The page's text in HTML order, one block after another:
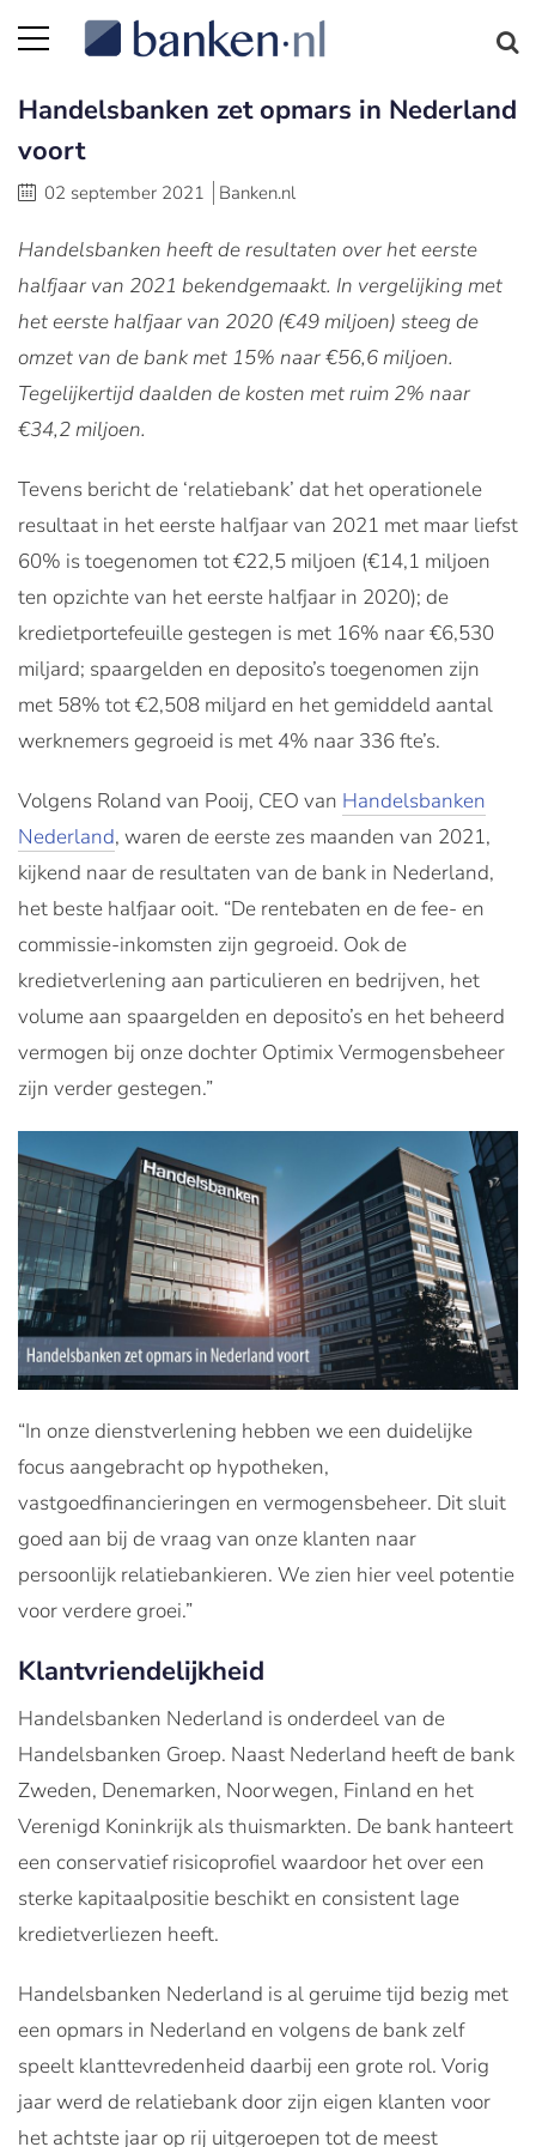
Handelsbanken zet opmars in Nederland
voort
02 september 2021 Banken.nl
Handelsbanken heeft de resultaten over het eerste
halfjaar van 2021 bekendgemaakt. In vergelijking met
het eerste halfjaar van 2020 (€49 miljoen) steeg de
omzet van de bank met 15% naar €56,6 miljoen.
Tegelijkertijd daalden de kosten met ruim 2% naar
€34,2 miljoen.
Tevens bericht de ‘relatiebank’ dat het operationele
resultaat in het eerste halfjaar van 2021 met maar liefst
60% is toegenomen tot €22,5 miljoen (€14,1 miljoen
ten opzichte van het eerste halfjaar in 2020); de
kredietportefeuille gestegen is met 16% naar €6,530
miljard; spaargelden en deposito’s toegenomen zijn
met 58% tot €2,508 miljard en het gemiddeld aantal
werknemers gegroeid is met 4% naar 336 fte’s.
Volgens Roland van Pooij, CEO van Handelsbanken
Nederland, waren de eerste zes maanden van 2021,
kijkend naar de resultaten van de bank in Nederland,
het beste halfjaar ooit. “De rentebaten en de fee- en
commissie-inkomsten zijn gegroeid. Ook de
kredietverlening aan particulieren en bedrijven, het
volume aan spaargelden en deposito’s en het beheerd
vermogen bij onze dochter Optimix Vermogensbeheer
zijn verder gestegen.”
“In onze dienstverlening hebben we een duidelijke
focus aangebracht op hypotheken,
vastgoedfinancieringen en vermogensbeheer. Dit sluit
goed aan bij de vraag van onze klanten naar
persoonlijk relatiebankieren. We zien hier veel potentie
voor verdere groei.”
Klantvriendelijkheid
Handelsbanken Nederland is onderdeel van de
Handelsbanken Groep. Naast Nederland heeft de bank
Zweden, Denemarken, Noorwegen, Finland en het
Verenigd Koninkrijk als thuismarkten. De bank hanteert
een conservatief risicoprofiel waardoor het over een
sterke kapitaalpositie beschikt en consistent lage
kredietverliezen heeft.
Handelsbanken Nederland is al geruime tijd bezig met
een opmars in Nederland en volgens de bank zelf
speelt klanttevredenheid daarbij een grote rol. Vorig
jaar werd de relatiebank door zijn eigen klanten voor
het achtste jaar op rij uitgeroepen tot de meest